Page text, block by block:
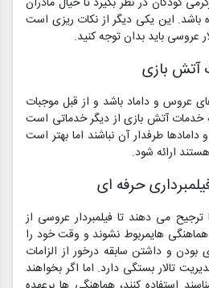
باشد. این یکی دیگر از نکات ریزی است
عروسی باید بدان توجه کنید.
عروس و داماد باشد و از قبل موجبات
خدمات آتش بازی از دیگر خدماتی است
طرفدار آن نباشند اما بهتر است
ارائه شود.
می دهند تا فیلمبردار عروسی از
هماهنگی هایمربوط نشوند و وقت خود را
بودن و داشتن سابقه درخور از الزامات
تالار بستگی دارد. اما اگر بخواهند